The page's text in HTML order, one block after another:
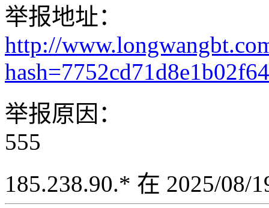
举报地址：
http://
举报原因：
555
185.238.90.* 在 2025/08/